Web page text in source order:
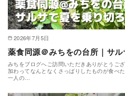
2026年7月5日
薬食同源＠みちをの台所｜サ
みちをブログへご訪問いただきありがとうご
加わってなんとなくさっぱりしたものが食べ
一人の…